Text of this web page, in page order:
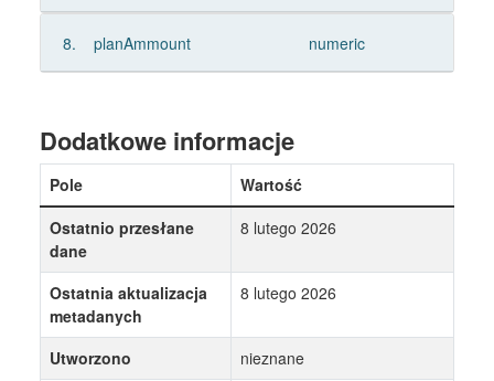
8. planAmmount numeric
Dodatkowe informacje
Pole
Wartość
Ostatnio przesłane
dane
8 lutego 2026
Ostatnia aktualizacja
metadanych
8 lutego 2026
Utworzono
nieznane